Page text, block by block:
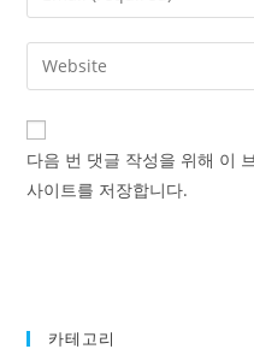
다음 번 댓글 작성을 위해 이
사이트를 저장합니다.
카테고리